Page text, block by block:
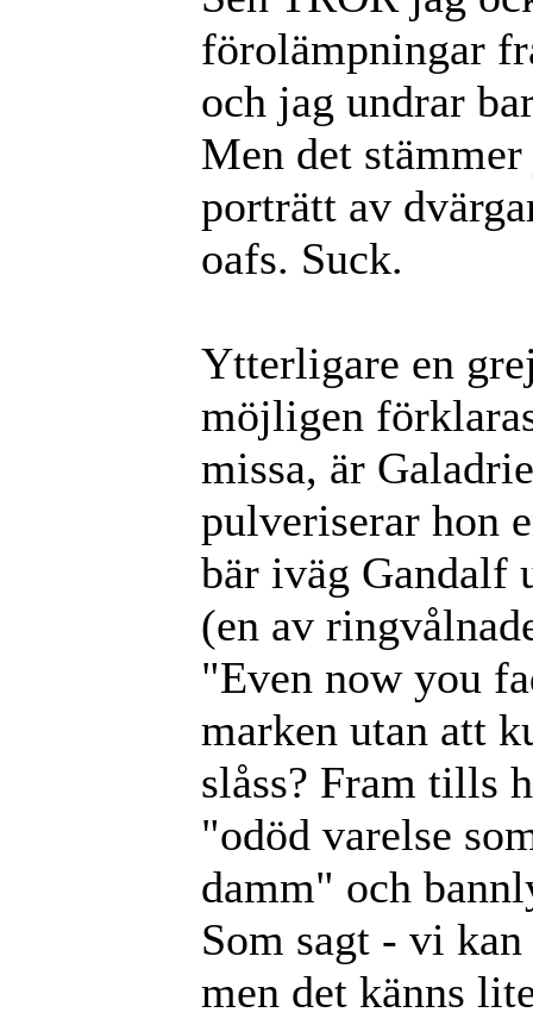
förolämpningar
och jag undrar
Men det
porträtt av
oafs. Suck.
Ytterligare en
möjligen
missa, är
pulveriserar hon
bär iväg Gandalf
(en av
"Even now you
marken utan att
slåss? Fram tills
"odöd varelse
damm" och
Som sagt - vi
men det känns